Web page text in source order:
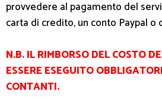
provvedere al pagamento del
carta di credito, un conto Paypal
N.B. IL RIMBORSO DEL COSTO
ESSERE ESEGUITO
CONTANTI.